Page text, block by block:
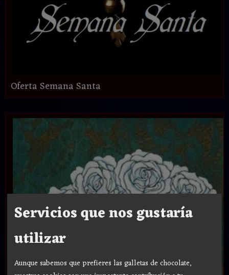
Oferta Semana Santa
Servicios que nos gustaría
utilizar
Aunque sabemos que prefieres las galletas de chocolate,